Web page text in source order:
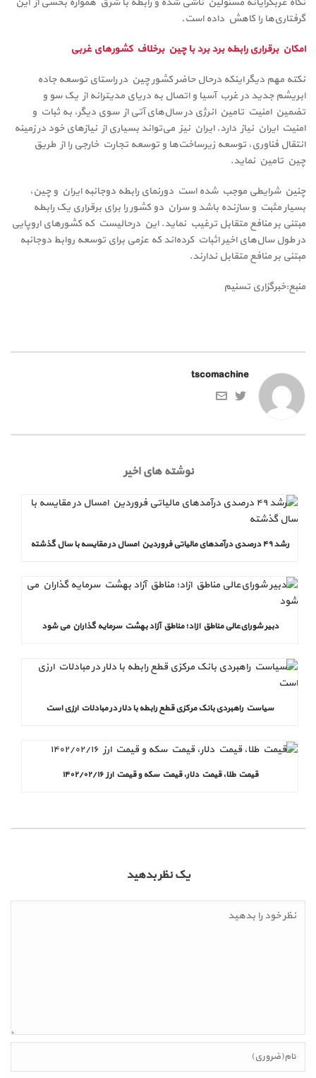
گرفتاری‌ها را کاهش داده است.
امکان برقراری رابطه برد برد با چین برخلاف کشورهای غربی
نکته مهم دیگر اینکه درحال حاضر کشور چین در راستای توسعه جاده
ابریشم جدید در غرب آسیا و اتصال به دریای مدیترانه از یک سو و
تضمین امنیت تامین انرژی در سال‌های آتی از سوی دیگر، به ثبات و
امنیت ایران نیاز دارد. ایران نیز می‌تواند بسیاری از نیازهای خود در زمینه
انتقال فناوری، توسعه زیرساخت‌ها و توسعه تجارت خارجی را از طریق
چین تامین نماید.
چنین شرایطی موجب شده است دورنمای رابطه دوجانبه ایران و چین،
بسیار مثبت و سازنده باشد و سران دو کشور را برای برقراری یک رابطه
مبتنی بر منافع متقابل ترغیب نماید. این درحالیست که کشورهای اروپایی
در طول سال‌های اخیر اثبات کرده‌اند که عزمی برای توسعه روابط دوجانبه
مبتنی بر منافع متقابل ندارند.
منبع:خبرگزاری تسنیم
tscomachine
نوشته های اخیر
رشد ۴۹ درصدی درآمدهای مالیاتی فروردین امسال در مقایسه با سال گذشته
دبیر شورای‌عالی مناطق ازاد؛ مناطق آزاد بهشت سرمایه گذاران می شود
سیاست راهبردی بانک مرکزی قطع رابطه با دلار در مبادلات ارزی است
قیمت طلا، قیمت دلار، قیمت سکه و قیمت ارز ۱۴۰۲/۰۲/۱۶
یک نظر بدهید